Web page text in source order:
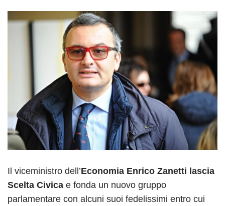
Il viceministro dell’Economia Enrico Zanetti lascia
Scelta Civica e fonda un nuovo gruppo
parlamentare con alcuni suoi fedelissimi entro cui